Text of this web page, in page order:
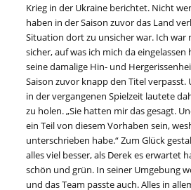
Krieg in der Ukraine berichtet. Nicht
haben in der Saison zuvor das Land
Situation dort zu unsicher war. Ich war
sicher, auf was ich mich da
seine damalige Hin- und
Saison zuvor knapp den Titel verpasst.
in der vergangenen Spielzeit lautete
zu holen. „Sie hatten mir das gesagt.
ein Teil von diesem Vorhaben sein,
unterschrieben habe.“ Zum Glück
alles viel besser, als Derek es erwartet
schön und grün. In seiner Umgebung
und das Team passte auch. Alles in